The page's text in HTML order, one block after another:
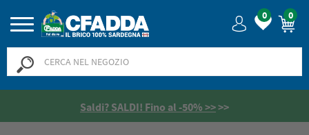
0 0
Saldi? SALDI! Fino al -50% >>>>